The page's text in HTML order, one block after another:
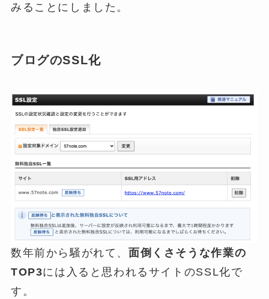
みることにしました。
ブログのSSL化
数年前から騒がれて、面倒くさそうな作業の
TOP3には入ると思われるサイトのSSL化で
す。